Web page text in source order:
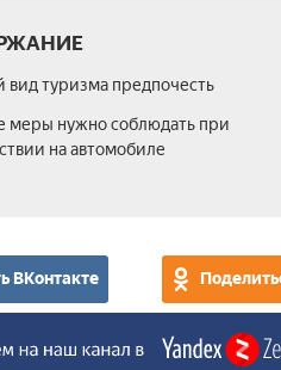
вид туризма предпочесть
меры нужно соблюдать при
на автомобиле
ВКонтакте